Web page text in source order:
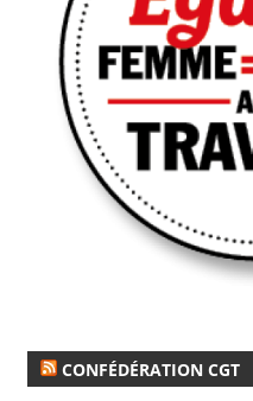
CONFÉDÉRATION CGT